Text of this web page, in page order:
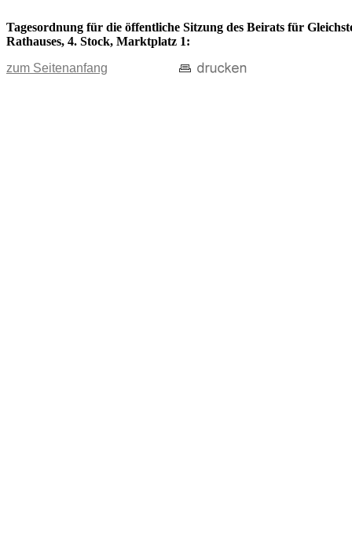
Tagesordnung für die öffentliche Sitzung des Beirats für
Rathauses, 4. Stock, Marktplatz 1:
zum Seitenanfang